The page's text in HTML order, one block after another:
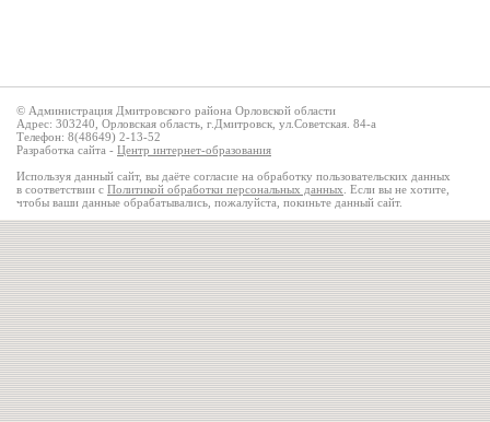
© Администрация Дмитровского района Орловской области
Адрес: 303240, Орловская область, г.Дмитровск, ул.Советская. 84-а
Телефон: 8(48649) 2-13-52
Разработка сайта - Центр интернет-образования
Используя данный сайт, вы даёте согласие на обработку пользовательских данных
в соответствии с Политикой обработки персональных данных . Если вы не хотите,
чтобы ваши данные обрабатывались, пожалуйста, покиньте данный сайт.